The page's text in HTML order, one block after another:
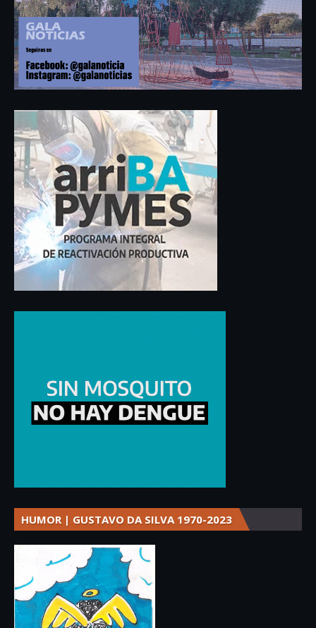
HUMOR | GUSTAVO DA SILVA 1970-2023